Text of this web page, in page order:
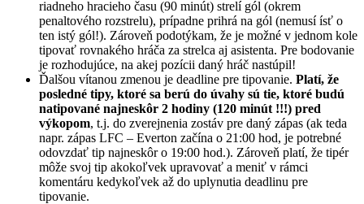
riadneho hracieho času (90 minút) strelí gól (okrem
penaltového rozstrelu), prípadne prihrá na gól (nemusí ísť o
ten istý gól!). Zároveň podotýkam, že je možné v jednom kole
tipovať rovnakého hráča za strelca aj asistenta. Pre bodovanie
je rozhodujúce, na akej pozícii daný hráč nastúpil!
Ďalšou vítanou zmenou je deadline pre tipovanie. Platí, že
posledné tipy, ktoré sa berú do úvahy sú tie, ktoré budú
natipované najneskôr 2 hodiny (120 minút !!!) pred
výkopom, t.j. do zverejnenia zostáv pre daný zápas (ak teda
napr. zápas LFC – Everton začína o 21:00 hod, je potrebné
odovzdať tip najneskôr o 19:00 hod.). Zároveň platí, že tipér
môže svoj tip akokoľvek upravovať a meniť v rámci
komentáru kedykoľvek až do uplynutia deadlinu pre
tipovanie.